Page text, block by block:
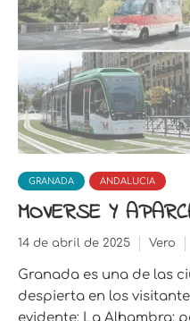
GRANADA ANDALUCIA
MOVERSE Y
14 de abril de 2025 Vero
Granada es una de las
despierta en los
evidente: La Alhambra;